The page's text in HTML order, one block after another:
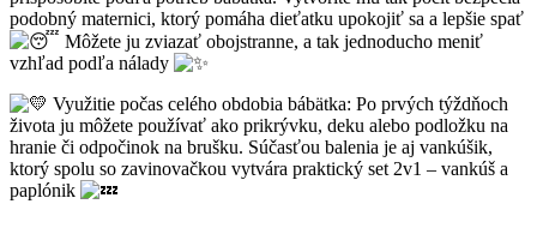
podobný maternici, ktorý pomáha dieťatku upokojiť sa a lepšie spať
Môžete ju zviazať obojstranne, a tak jednoducho meniť
vzhľad podľa nálady
Využitie počas celého obdobia bábätka: Po prvých týždňoch
života ju môžete používať ako prikrývku, deku alebo podložku na
hranie či odpočinok na brušku. Súčasťou balenia je aj vankúšik,
ktorý spolu so zavinovačkou vytvára praktický set 2v1 – vankúš a
paplónik